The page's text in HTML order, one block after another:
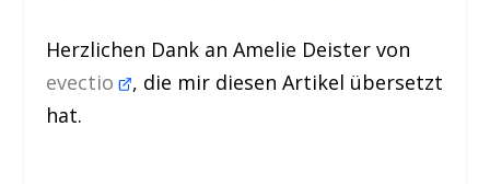
Herzlichen Dank an Amelie Deister von
evectio , die mir diesen Artikel übersetzt
hat.